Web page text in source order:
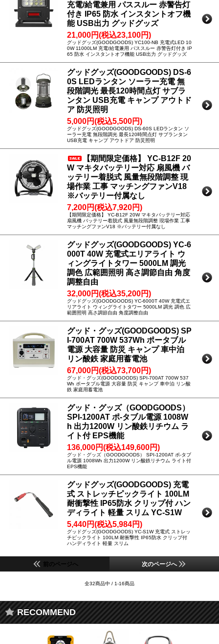
充電/給電兼用 パススルー 赤警告灯
付き IP65 防水 インスタントオフ機
能 USB出力 グッドグッズ
21,000円(税込23,100円)
グッドグッズ(GOODGOODS) YC100-NB 充電式LED 10
0W 11000LM 充電/給電兼用 パススルー 赤警告灯付き IP
65 防水 インスタントオフ機能 USB出力 グッドグッズ
グッドグッズ(GOODGOODS) DS-6
0S LEDランタン ソーラー充電 無
段階調光 最長120時間点灯 サブラ
ンタン USB充電 キャンプ アウトド
ア 防災照明
5,000円(税込5,500円)
グッドグッズ(GOODGOODS) DS-60S LEDランタン ソ
ーラー充電 無段階調光 最長120時間点灯 サブランタン
USB充電 キャンプ アウトドア 防災照明
【期間限定価格】 YC-B12F 20
W マキタバッテリー対応 扇風機 バ
ッテリー着脱式 風量無段階調整 現
場作業 工事 マッチングファンV18
※バッテリー付属なし
7,200円(税込7,920円)
【期間限定価格】 YC-B12F 20W マキタバッテリー対応
扇風機 バッテリー着脱式 風量無段階調整 現場作業 工事
マッチングファンV18 ※バッテリー付属なし
グッドグッズ(GOODGOODS) YC-6
000T 40W 充電式エリアライト ウ
ィングライトタワー 5000LM 調光
調色 広範囲照明 高さ調節自由 角度
調整自由
32,000円(税込35,200円)
グッドグッズ(GOODGOODS) YC-6000T 40W 充電式エ
リアライト ウィングライトタワー 5000LM 調光 調色 広
範囲照明 高さ調節自由 角度調整自由
グッド・グッズ(GOODGOODS) SP
I-700AT 700W 537Wh ポータブル
電源 大容量 防災 キャンプ 車中泊
リン酸鉄 家庭用蓄電池
67,000円(税込73,700円)
グッド・グッズ(GOODGOODS) SPI-700AT 700W 537
Wh ポータブル電源 大容量 防災 キャンプ 車中泊 リン酸
鉄 家庭用蓄電池
グッド・グッズ（GOODGOODS）
SPI-1200AT ポ-タブル電源 1008W
h 出力1200W リン酸鉄リチウム ラ
イト付 EPS機能
136,000円(税込149,600円)
グッド・グッズ（GOODGOODS） SPI-1200AT ポ-タブ
ル電源 1008Wh 出力1200W リン酸鉄リチウム ライト付
EPS機能
グッドグッズ(GOODGOODS) 充電
式 ストレッチピックライト 100LM
耐衝撃性 IP65防水 クリップ付 ハン
ディライト 軽量 スリム YC-S1W
5,440円(税込5,984円)
グッドグッズ(GOODGOODS) YC-S1W 充電式 ストレッ
チピックライト 100LM 耐衝撃性 IP65防水 クリップ付
ハンディライト 軽量 スリム
前のページへ 次のページへ
全32商品中 / 1-16商品
RECOMMEND